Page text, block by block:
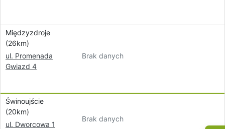
Międzyzdroje
(26km)
ul. Promenada
Gwiazd 4
Brak danych
Świnoujście
(20km)
ul. Dworcowa 1
Brak danych